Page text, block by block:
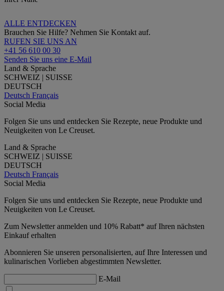
ALLE ENTDECKEN
Brauchen Sie Hilfe? Nehmen Sie Kontakt auf.
RUFEN SIE UNS AN
+41 56 610 00 30
Senden Sie uns eine E-Mail
Land & Sprache
SCHWEIZ | SUISSE
DEUTSCH
Deutsch Français
Social Media
Folgen Sie uns und entdecken Sie Rezepte, neue Produkte und
Neuigkeiten von Le Creuset.
Land & Sprache
SCHWEIZ | SUISSE
DEUTSCH
Deutsch Français
Social Media
Folgen Sie uns und entdecken Sie Rezepte, neue Produkte und
Neuigkeiten von Le Creuset.
Zum Newsletter anmelden und 10% Rabatt* auf Ihren nächsten
Einkauf erhalten
Abonnieren Sie unseren personalisierten, auf Ihre Interessen und
kulinarischen Vorlieben abgestimmten Newsletter.
E-Mail